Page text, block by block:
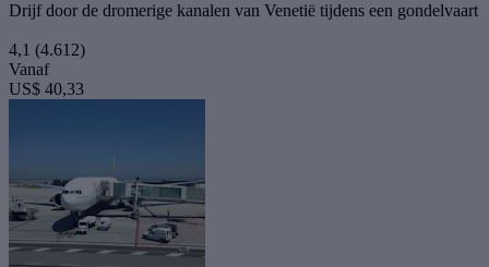
Drijf door de dromerige kanalen van Venetië tijdens een gondelvaart
4,1 (4.612)
Vanaf
US$ 40,33